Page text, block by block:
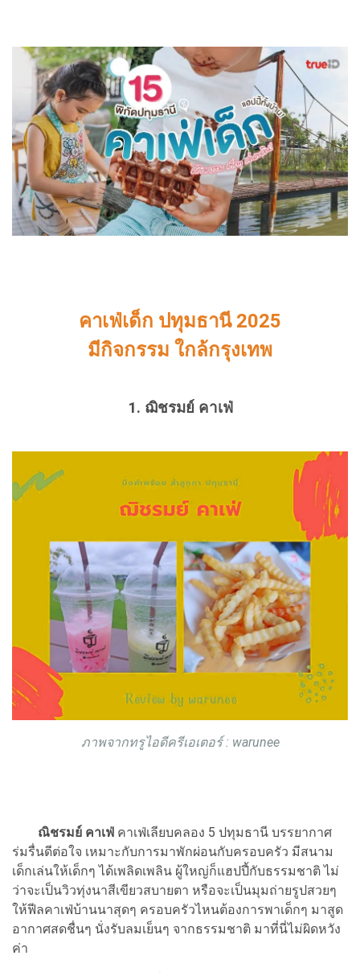
คาเฟ่เด็ก ปทุมธานี 2025
มีกิจกรรม ใกล้กรุงเทพ
1. ฌิชรมย์ คาเฟ่
ภาพจากทรูไอดีครีเอเตอร์ : warunee
ณิชรมย์ คาเฟ่ คาเฟ่เลียบคลอง 5 ปทุมธานี บรรยากาศ
ร่มรื่นดีต่อใจ เหมาะกับการมาพักผ่อนกับครอบครัว มีสนาม
เด็กเล่นให้เด็กๆ ได้เพลิดเพลิน ผู้ใหญ่ก็แฮปปี้กับธรรมชาติ ไม่
ว่าจะเป็นวิวทุ่งนาสีเขียวสบายตา หรือจะเป็นมุมถ่ายรูปสวยๆ
ให้ฟีลคาเฟ่บ้านนาสุดๆ ครอบครัวไหนต้องการพาเด็กๆ มาสูด
อากาศสดชื่นๆ นั่งรับลมเย็นๆ จากธรรมชาติ มาที่นี่ไม่ผิดหวัง
ค่า